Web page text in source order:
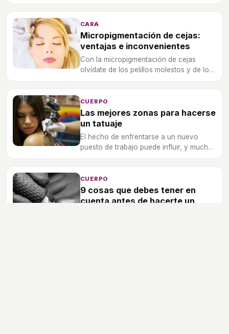
CARA
Micropigmentación de cejas:
ventajas e inconvenientes
Con la micropigmentación de cejas
olvídate de los pelillos molestos y de los
CUERPO
Las mejores zonas para hacerse
un tatuaje
El hecho de enfrentarse a un nuevo
puesto de trabajo puede influir, y mucho,
CUERPO
9 cosas que debes tener en
cuenta antes de hacerte un